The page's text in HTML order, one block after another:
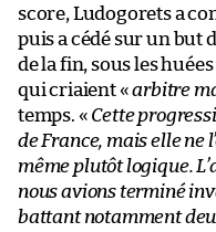
score, Ludogorets a
puis a cédé sur un but
de la fin, sous les
qui criaient «arbitre
temps. « Cette
de France, mais elle ne
même plutôt logique.
nous avions terminé
battant notamment